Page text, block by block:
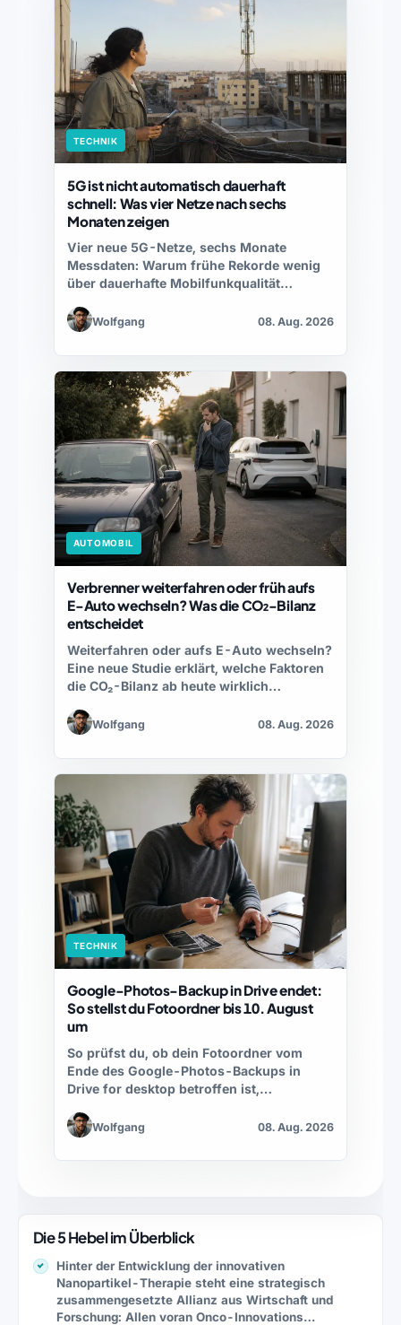
TECHNIK
5G ist nicht automatisch dauerhaft
schnell: Was vier Netze nach sechs
Monaten zeigen
Vier neue 5G-Netze, sechs Monate
Messdaten: Warum frühe Rekorde wenig
über dauerhafte Mobilfunkqualität
Wolfgang 08. Aug. 2026
AUTOMOBIL
Verbrenner weiterfahren oder früh aufs
E-Auto wechseln? Was die CO₂-Bilanz
entscheidet
Weiterfahren oder aufs E-Auto wechseln?
Eine neue Studie erklärt, welche Faktoren
die CO₂-Bilanz ab heute wirklich…
Wolfgang 08. Aug. 2026
TECHNIK
Google-Photos-Backup in Drive endet:
So stellst du Fotoordner bis 10. August
um
So prüfst du, ob dein Fotoordner vom
Ende des Google-Photos-Backups in
Drive for desktop betroffen ist,…
Wolfgang 08. Aug. 2026
Die 5 Hebel im Überblick
Hinter der Entwicklung der innovativen
Nanopartikel-Therapie steht eine strategisch
zusammengesetzte Allianz aus Wirtschaft und
Forschung: Allen voran Onco-Innovations…